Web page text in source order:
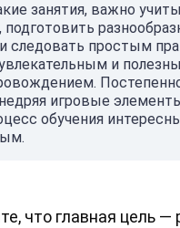
занятия, важно
подготовить
следовать простым
и
игровые
обучения
что главная цель —